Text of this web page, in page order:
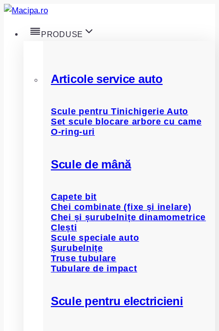
Skip
content
PRODUSE
Articole service auto
Scule pentru Tinichigerie Auto
Set scule blocare arbore cu came
O-ring-uri
Scule de mână
Capete bit
Chei combinate (fixe și inelare)
Chei și șurubelnițe dinamometrice
Clești
Scule speciale auto
Șurubelnițe
Truse tubulare
Tubulare de impact
Scule pentru electricieni